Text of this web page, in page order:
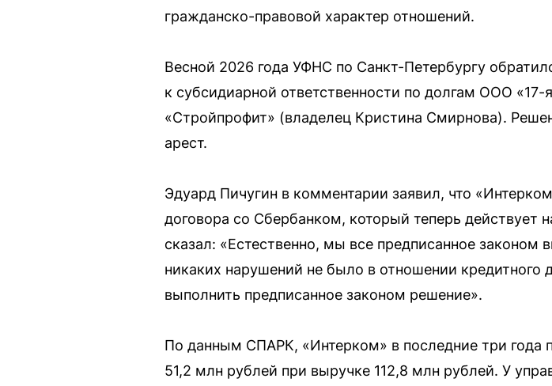
гражданско-правовой характер отношений.
Весной 2026 года УФНС по Санкт-Петербургу
к субсидиарной ответственности по долгам ООО
«Стройпрофит» (владелец Кристина Смирнова).
арест.
Эдуард Пичугин в комментарии заявил, что
договора со Сбербанком, который теперь действует
сказал: «Естественно, мы все предписанное законом
никаких нарушений не было в отношении
выполнить предписанное законом решение».
По данным СПАРК, «Интерком» в последние три года
51,2 млн рублей при выручке 112,8 млн рублей. У